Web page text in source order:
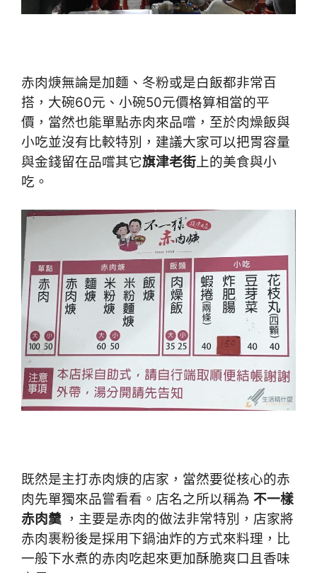
赤肉焿無論是加麵、冬粉或是白飯都非常百
搭，大碗60元、小碗50元價格算相當的平
價，當然也能單點赤肉來品嚐，至於肉燥飯與
小吃並沒有比較特別，建議大家可以把胃容量
與金錢留在品嚐其它旗津老街上的美食與小
吃。
既然是主打赤肉焿的店家，當然要從核心的赤
肉先單獨來品嘗看看。店名之所以稱為 不一樣
赤肉羹 ，主要是赤肉的做法非常特別，店家將
赤肉裹粉後是採用下鍋油炸的方式來料理，比
一般下水煮的赤肉吃起來更加酥脆爽口且香味